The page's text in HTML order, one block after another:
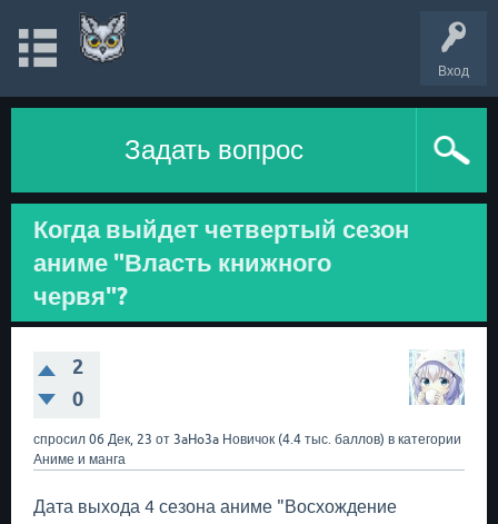
Вход
Задать вопрос
Когда выйдет четвертый сезон
аниме "Власть книжного
червя"?
2
0
спросил 06 Дек, 23 от 3aHo3a Новичок (4.4 тыс. баллов) в категории
Аниме и манга
Дата выхода 4 сезона аниме "Восхождение